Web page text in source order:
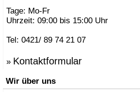
Tage: Mo-Fr
Uhrzeit: 09:00 bis 15:00 Uhr
Tel: 0421/ 89 74 21 07
» Kontaktformular
Wir über uns